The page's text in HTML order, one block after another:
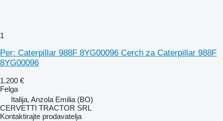
1
Per: Caterpillar 988F 8YG00096 Cerch za Caterpillar 988F
8YG00096
1.200 €
Felga
Italija, Anzola Emilia (BO)
CERVETTI TRACTOR SRL
Kontaktirajte prodavatelja